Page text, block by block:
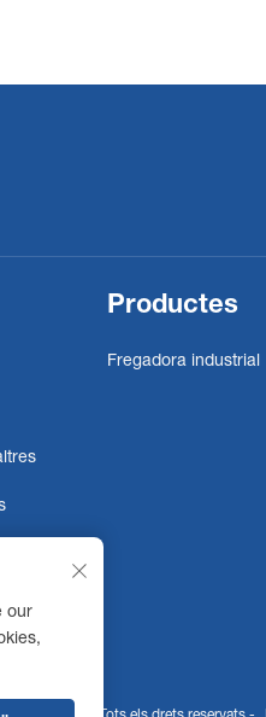
Productes
Fregadora industrial
our